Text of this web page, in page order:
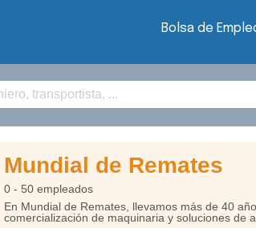
Bolsa de
Mundial de Remates
0 - 50 empleados
En Mundial de Remates, llevamos más de 40
comercialización de maquinaria y soluciones de